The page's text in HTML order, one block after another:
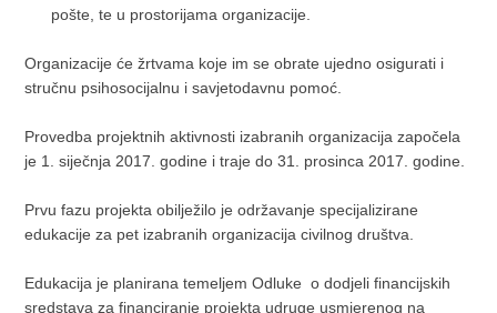
pošte, te u prostorijama organizacije.
Organizacije će žrtvama koje im se obrate ujedno osigurati i
stručnu psihosocijalnu i savjetodavnu pomoć.
Provedba projektnih aktivnosti izabranih organizacija započela
je 1. siječnja 2017. godine i traje do 31. prosinca 2017. godine.
Prvu fazu projekta obilježilo je održavanje specijalizirane
edukacije za pet izabranih organizacija civilnog društva.
Edukacija je planirana temeljem Odluke o dodjeli financijskih
sredstava za financiranje projekta udruge usmjerenog na